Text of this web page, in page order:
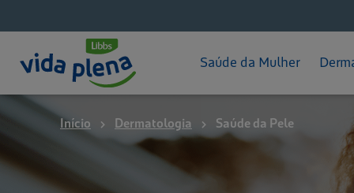
Saúde da Mulher
Início Dermatologia Saúde da Pele